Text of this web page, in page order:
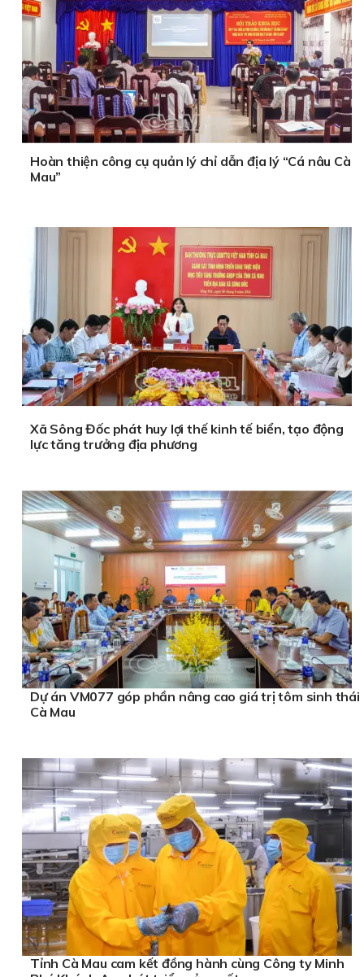
Hoàn thiện công cụ quản lý chỉ dẫn địa lý “Cá nâu Cà
Mau”
Xã Sông Đốc phát huy lợi thế kinh tế biển, tạo động
lực tăng trưởng địa phương
Dự án VM077 góp phần nâng cao giá trị tôm sinh thái
Cà Mau
Tỉnh Cà Mau cam kết đồng hành cùng Công ty Minh